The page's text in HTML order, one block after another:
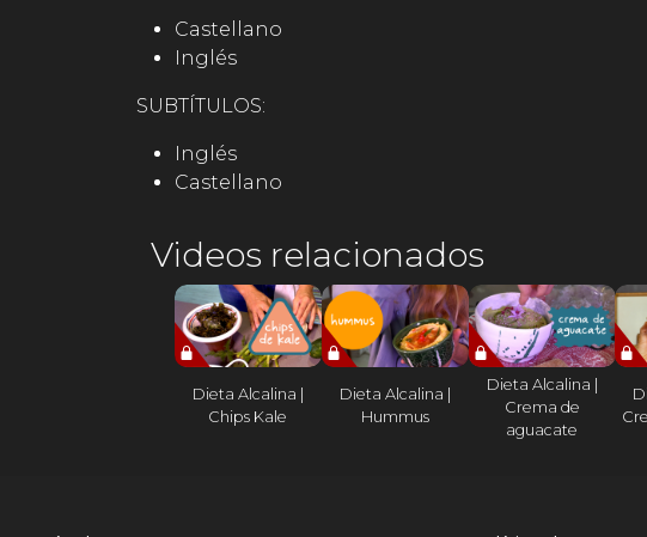
Castellano
Inglés
SUBTÍTULOS:
Inglés
Castellano
Videos relacionados
Dieta Alcalina |
Chips Kale
Dieta Alcalina |
Hummus
Dieta Alcalina |
Crema de
aguacate